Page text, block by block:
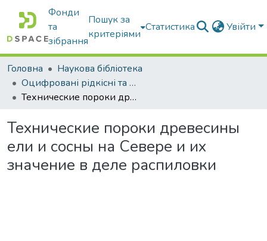
Фонди
та
зібрання
Пошук за
критеріями
Статистика Увійти
Головна
Наукова бібліотека
Оцифровані рідкісні та цінні видання з фонду наукової бібліотеки
Технические пороки древесины ели и сосны на Севере и их значение в деле распиловки
Технические пороки древесины
ели и сосны на Севере и их
значение в деле распиловки